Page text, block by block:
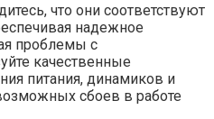
что они соответствуют
надежное
проблемы с
качественные
питания, динамиков и
сбоев в работе